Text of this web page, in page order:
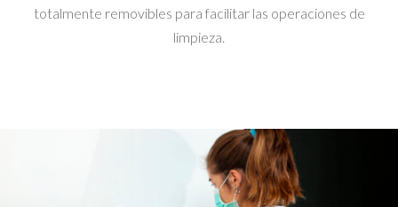
totalmente removibles para facilitar las operaciones de
limpieza.